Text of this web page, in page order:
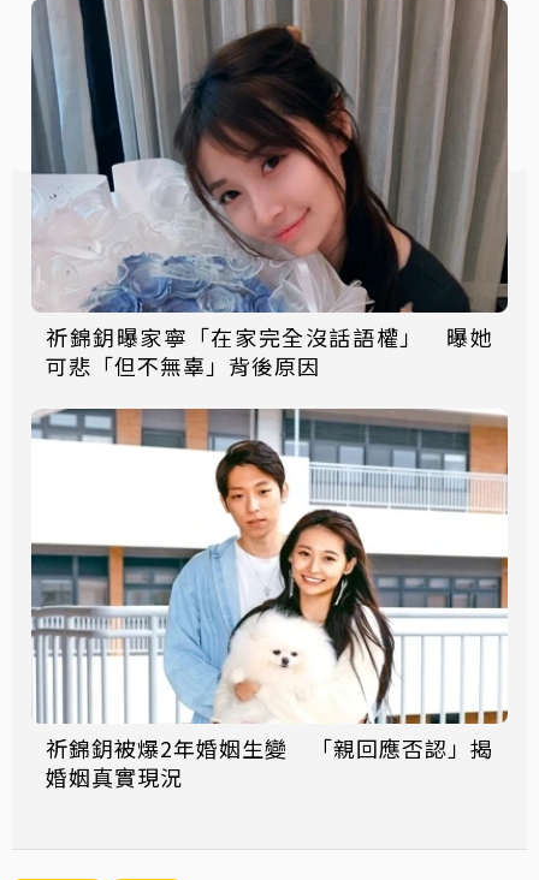
祈錦鈅曝家寧「在家完全沒話語權」 曝她
可悲「但不無辜」背後原因
祈錦鈅被爆2年婚姻生變 「親回應否認」揭
婚姻真實現況